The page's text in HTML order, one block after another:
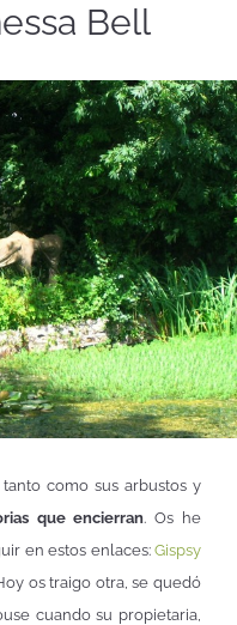
Bell
como sus arbustos y
que encierran. Os he
en estos enlaces: Gispsy
os traigo otra, se quedó
cuando su propietaria,